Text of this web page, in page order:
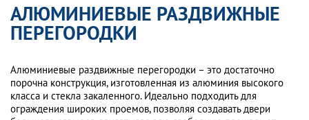
АЛЮМИНИЕВЫЕ РАЗДВИЖНЫЕ
ПЕРЕГОРОДКИ
Алюминиевые раздвижные перегородки – это достаточно
порочна конструкция, изготовленная из алюминия высокого
класса и стекла закаленного. Идеально подходить для
ограждения широких проемов, позволяя создавать двери